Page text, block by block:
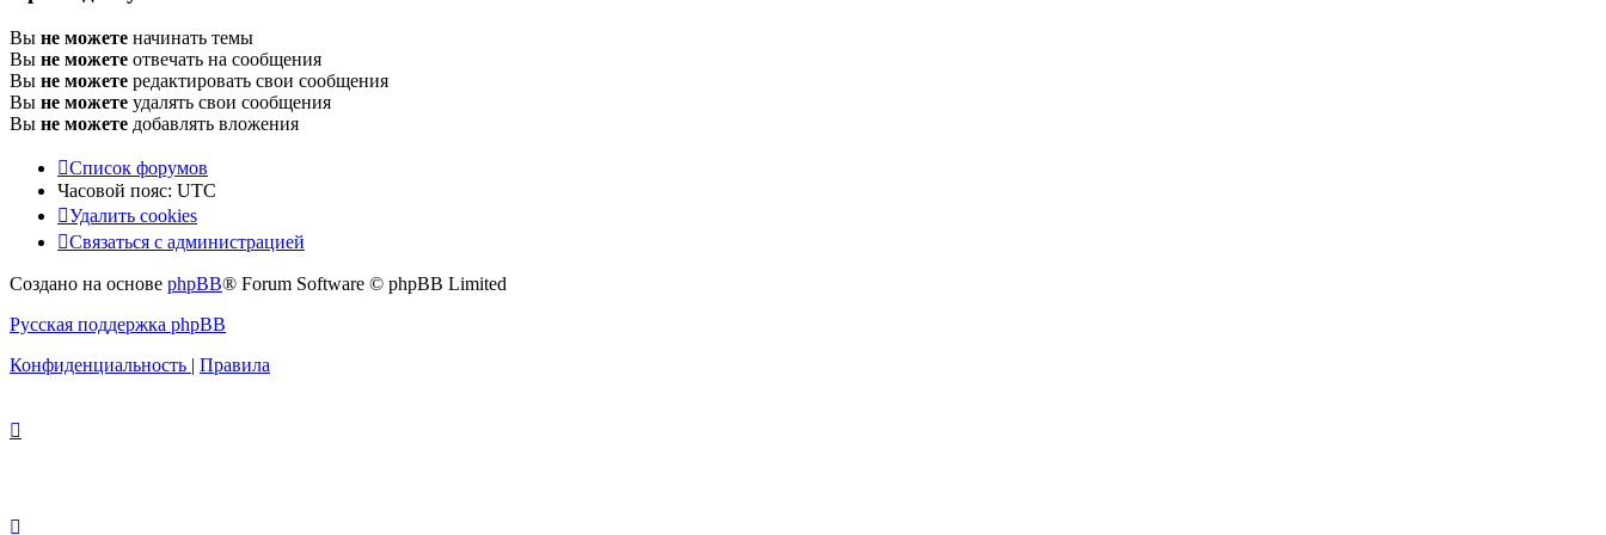
Вы не можете начинать темы
Вы не можете отвечать на сообщения
Вы не можете редактировать свои сообщения
Вы не можете удалять свои сообщения
Вы не можете добавлять вложения
Список форумов
Часовой пояс: UTC
Удалить cookies
Связаться с администрацией
Создано на основе phpBB® Forum Software © phpBB Limited
Русская поддержка phpBB
Конфиденциальность | Правила